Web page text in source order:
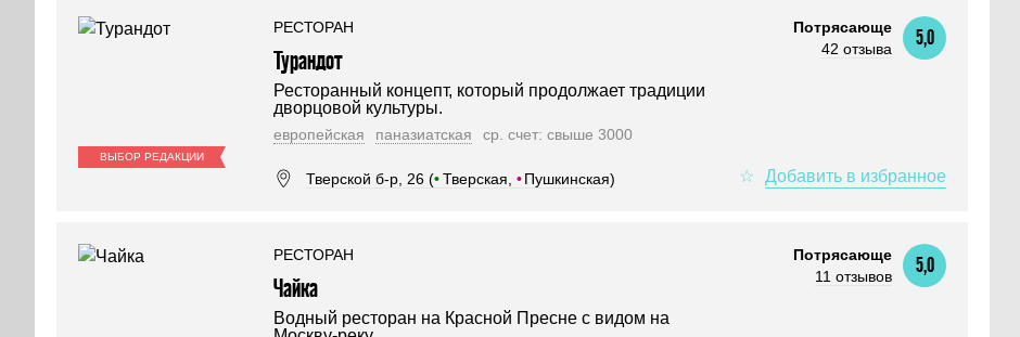
ВЫБОР РЕДАКЦИИ
РЕСТОРАН
Турандот
Ресторанный концепт, который продолжает традиции
дворцовой культуры.
европейская паназиатская ср. счет: свыше 3000
Тверской б-р, 26 (•Тверская, • Пушкинская)
Потрясающе
42 отзыва
5,0
РЕСТОРАН
Чайка
Водный ресторан на Красной Пресне с видом на
Потрясающе
11 отзывов
5,0